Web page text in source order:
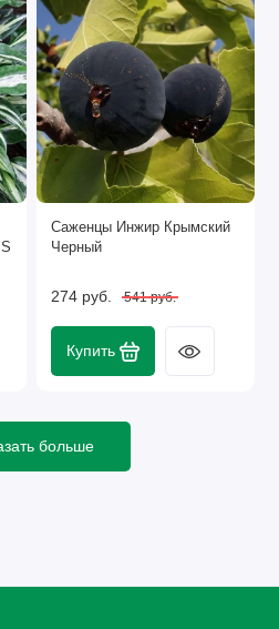
Саженцы Инжир Крымский
Черный
274 руб. 541 руб.
Купить
больше